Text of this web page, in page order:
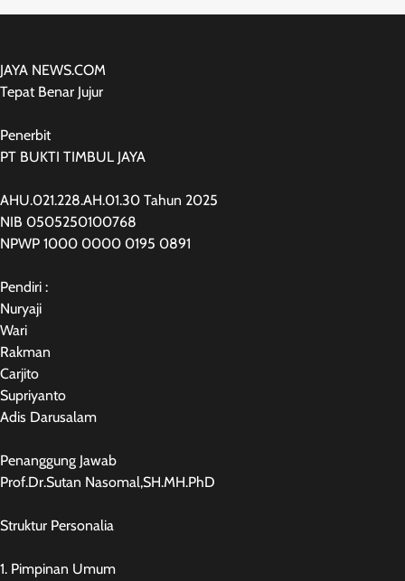
JAYA NEWS.COM
Tepat Benar Jujur
Penerbit
PT BUKTI TIMBUL JAYA
AHU.021.228.AH.01.30 Tahun 2025
NIB 0505250100768
NPWP 1000 0000 0195 0891
Pendiri :
Nuryaji
Wari
Rakman
Carjito
Supriyanto
Adis Darusalam
Penanggung Jawab
Prof.Dr.Sutan Nasomal,SH.MH.PhD
Struktur Personalia
1. Pimpinan Umum